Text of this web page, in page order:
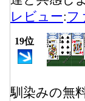
レビュー:フ
19位
馴染みの無